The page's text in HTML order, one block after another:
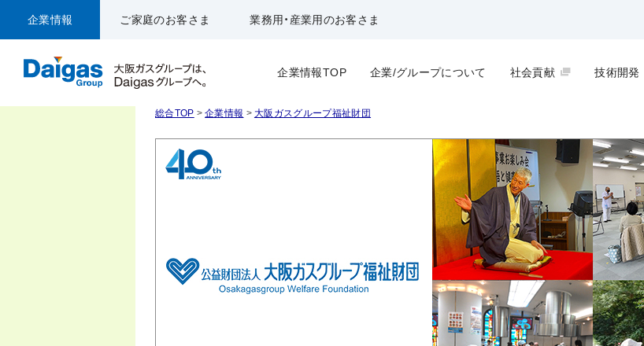
企業情報 ご家庭のお客さま 業務用・産業用のお客さま
企業情報TOP 企業/グループについて 社会貢献 技術開発
総合TOP > 企業情報 > 大阪ガスグループ福祉財団